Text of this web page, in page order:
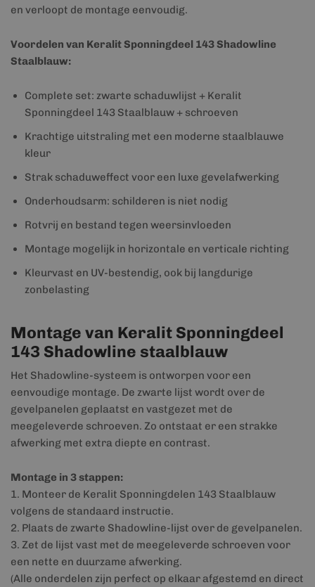
en verloopt de montage eenvoudig.
Voordelen van Keralit Sponningdeel 143 Shadowline
Staalblauw:
Complete set: zwarte schaduwlijst + Keralit
Sponningdeel 143 Staalblauw + schroeven
Krachtige uitstraling met een moderne staalblauwe
kleur
Strak schaduweffect voor een luxe gevelafwerking
Onderhoudsarm: schilderen is niet nodig
Rotvrij en bestand tegen weersinvloeden
Montage mogelijk in horizontale en verticale richting
Kleurvast en UV-bestendig, ook bij langdurige
zonbelasting
Montage van Keralit Sponningdeel
143 Shadowline staalblauw
Het Shadowline-systeem is ontworpen voor een
eenvoudige montage. De zwarte lijst wordt over de
gevelpanelen geplaatst en vastgezet met de
meegeleverde schroeven. Zo ontstaat er een strakke
afwerking met extra diepte en contrast.
Montage in 3 stappen:
1. Monteer de Keralit Sponningdelen 143 Staalblauw
volgens de standaard instructie.
2. Plaats de zwarte Shadowline-lijst over de gevelpanelen.
3. Zet de lijst vast met de meegeleverde schroeven voor
een nette en duurzame afwerking.
(Alle onderdelen zijn perfect op elkaar afgestemd en direct